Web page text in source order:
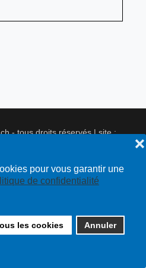
pour vous garantir une
de confidentialité
les cookies Annuler
❌
- tous droits réservés | site :